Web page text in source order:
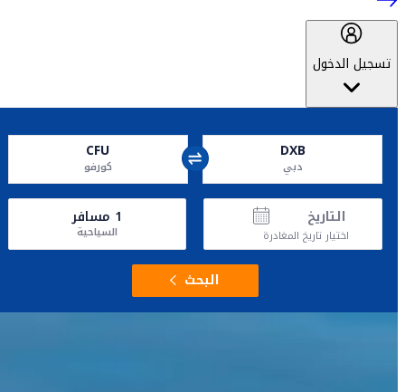
تسجيل الدخول
DXB
دبي
CFU
كورفو
التاريخ
اختيار تاريخ المغادرة
1 مسافر
السياحية
البحث